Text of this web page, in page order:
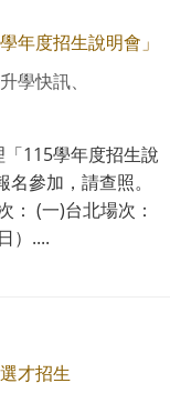
年度招生說明會」
學快訊、
115學年度招生說
參加，請查照。
： (一)台北場次：
）....
才招生